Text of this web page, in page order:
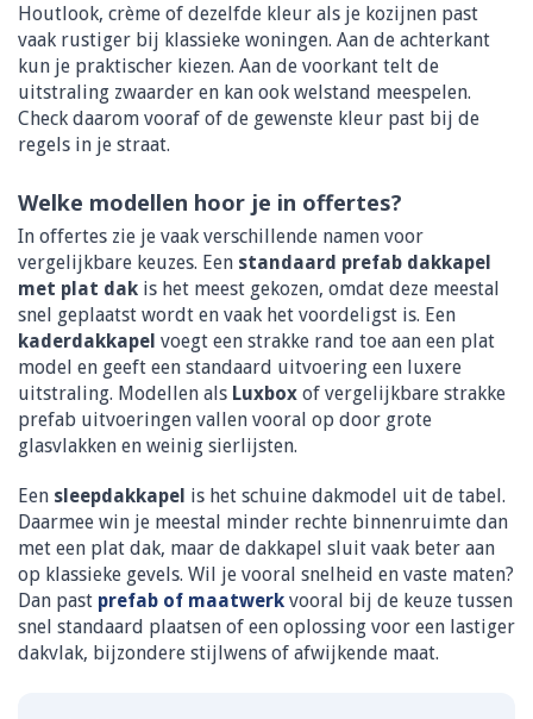
Houtlook, crème of dezelfde kleur als je kozijnen past
vaak rustiger bij klassieke woningen. Aan de achterkant
kun je praktischer kiezen. Aan de voorkant telt de
uitstraling zwaarder en kan ook welstand meespelen.
Check daarom vooraf of de gewenste kleur past bij de
regels in je straat.
Welke modellen hoor je in offertes?
In offertes zie je vaak verschillende namen voor
vergelijkbare keuzes. Een standaard prefab dakkapel
met plat dak is het meest gekozen, omdat deze meestal
snel geplaatst wordt en vaak het voordeligst is. Een
kaderdakkapel voegt een strakke rand toe aan een plat
model en geeft een standaard uitvoering een luxere
uitstraling. Modellen als Luxbox of vergelijkbare strakke
prefab uitvoeringen vallen vooral op door grote
glasvlakken en weinig sierlijsten.
Een sleepdakkapel is het schuine dakmodel uit de tabel.
Daarmee win je meestal minder rechte binnenruimte dan
met een plat dak, maar de dakkapel sluit vaak beter aan
op klassieke gevels. Wil je vooral snelheid en vaste maten?
Dan past prefab of maatwerk vooral bij de keuze tussen
snel standaard plaatsen of een oplossing voor een lastiger
dakvlak, bijzondere stijlwens of afwijkende maat.